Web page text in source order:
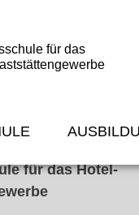
für das
für das Hotel-